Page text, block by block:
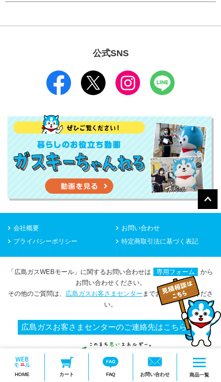
HOME カート FAQ お問い合わせ
メ
ニ
商品一覧
公式SNS
会社概要
お問い合わせ
プライバシーポリシー
特定商取引法に基づく表記
「広島ガスWEBモール」に関するお問い合わせは 専用フォーム
から
お問い合わせください。
その他のご質問は、 広島ガスお客さまセンター までお問い合わせくださ
い。
広島ガスお客さまセンターのご連絡先はこちら
Copyright(c) HIROSHIMA GAS Co.,Ltd.